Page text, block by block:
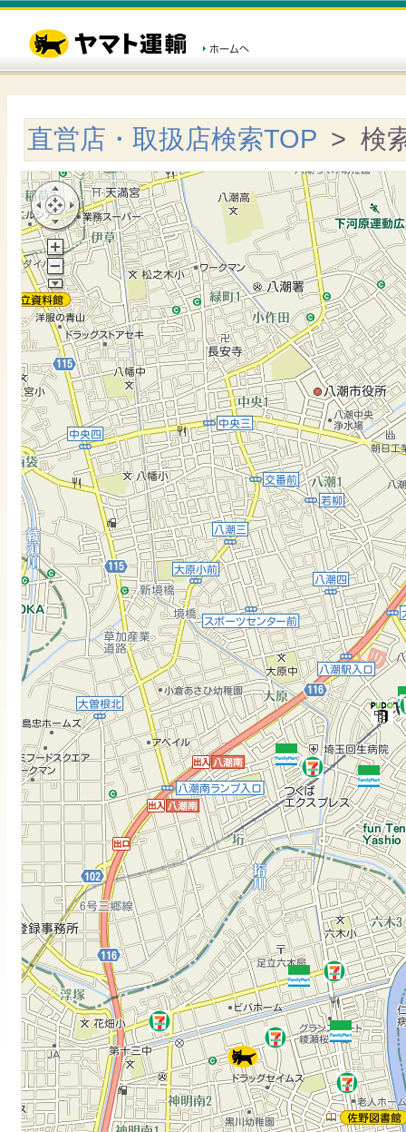
直営店・取扱店検索TOP > 検